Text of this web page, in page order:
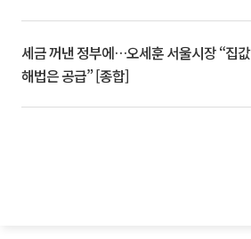
세금 꺼낸 정부에…오세훈 서울시장 “집값
해법은 공급” [종합]